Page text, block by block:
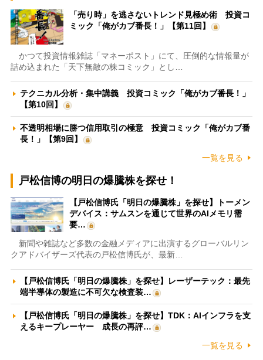
「売り時」を逃さないトレンド見極め術 投資コ
ミック「俺がカブ番長！」【第11回】
かつて投資情報雑誌「マネーポスト」にて、圧倒的な情報量が
詰め込まれた「天下無敵の株コミック」とし…
テクニカル分析・集中講義 投資コミック「俺がカブ番長！」
【第10回】
不透明相場に勝つ信用取引の極意 投資コミック「俺がカブ番
長！」【第9回】
一覧を見る
戸松信博の明日の爆騰株を探せ！
【戸松信博氏「明日の爆騰株」を探せ】トーメン
デバイス：サムスンを通じて世界のAIメモリ需
要…
新聞や雑誌など多数の金融メディアに出演するグローバルリン
クアドバイザーズ代表の戸松信博氏が、最新…
【戸松信博氏「明日の爆騰株」を探せ】レーザーテック：最先
端半導体の製造に不可欠な検査装…
【戸松信博氏「明日の爆騰株」を探せ】TDK：AIインフラを支
えるキープレーヤー 成長の再評…
一覧を見る